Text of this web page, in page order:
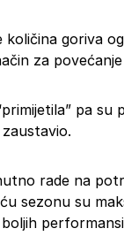
količina goriva
za
pa su
rade na
sezonu su